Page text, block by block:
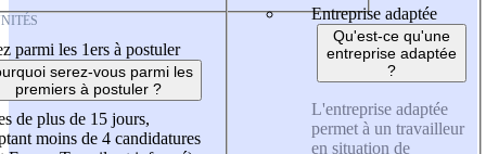
parmi les 1ers à postuler
serez-vous parmi les
premiers à postuler ?
de plus de 15 jours,
moins de 4 candidatures
Entreprise adaptée
Qu'est-ce qu'une
entreprise adaptée
?
L'entreprise adaptée
permet à un travailleur
en situation de